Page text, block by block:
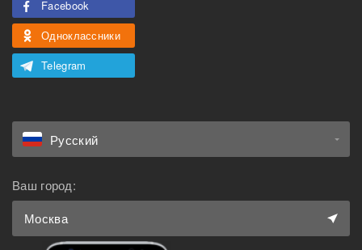
Facebook
Одноклассники
Telegram
Русский
Ваш город:
Москва